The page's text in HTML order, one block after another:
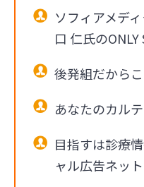
ソフィアメデ
口 仁氏のONLY
後発組だから
あなたのカル
目指すは診療
ャル広告ネッ